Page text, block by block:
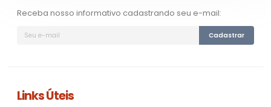
Receba nosso informativo cadastrando seu e-mail:
Cadastrar
Links Úteis